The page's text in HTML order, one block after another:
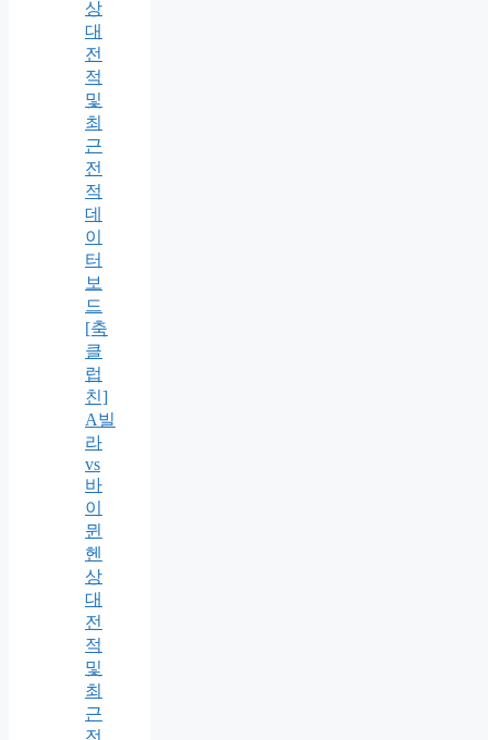
상
대
전
적
및
최
근
전
적
데
이
터
보
드
[축
클
럽
친]
A빌
라
vs
바
이
뮌
헨
상
대
전
적
및
최
근
전